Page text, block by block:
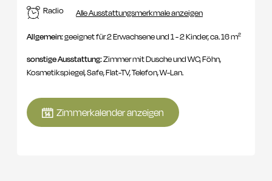
Radio Alle Ausstattungsmerkmale anzeigen
Allgemein:geeignet für 2 Erwachsene und 1 - 2 Kinder, ca. 16 m²
sonstige Ausstattung:Zimmer mit Dusche und WC, Föhn,
Kosmetikspiegel, Safe, Flat-TV, Telefon, W-Lan.
Zimmerkalender anzeigen